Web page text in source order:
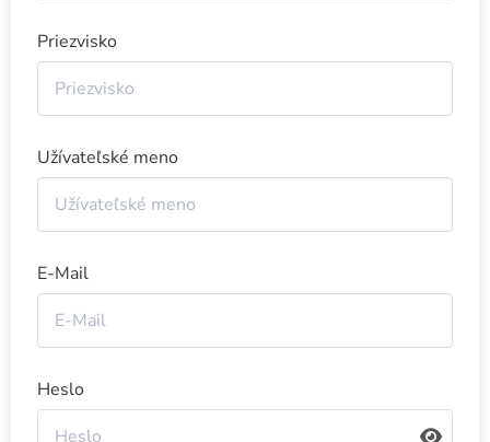
Priezvisko
Užívateľské meno
E-Mail
Heslo